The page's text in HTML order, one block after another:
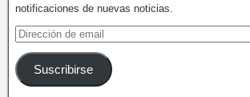
notificaciones de nuevas noticias.
Suscribirse